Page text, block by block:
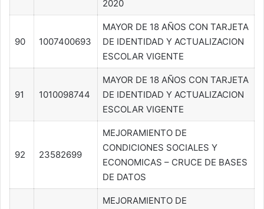
2020
90 1007400693
MAYOR DE 18 AÑOS CON TARJETA
DE IDENTIDAD Y ACTUALIZACION
ESCOLAR VIGENTE
91 1010098744
MAYOR DE 18 AÑOS CON TARJETA
DE IDENTIDAD Y ACTUALIZACION
ESCOLAR VIGENTE
92 23582699
MEJORAMIENTO DE
CONDICIONES SOCIALES Y
ECONOMICAS – CRUCE DE BASES
DE DATOS
MEJORAMIENTO DE